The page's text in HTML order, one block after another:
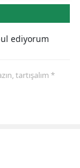
ediyorum
tartışalım *